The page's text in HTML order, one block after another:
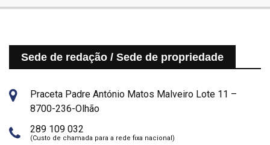
Sede de redação / Sede de propriedade
Praceta Padre António Matos Malveiro Lote 11 –
8700-236-Olhão
289 109 032
(Custo de chamada para a rede fixa nacional)